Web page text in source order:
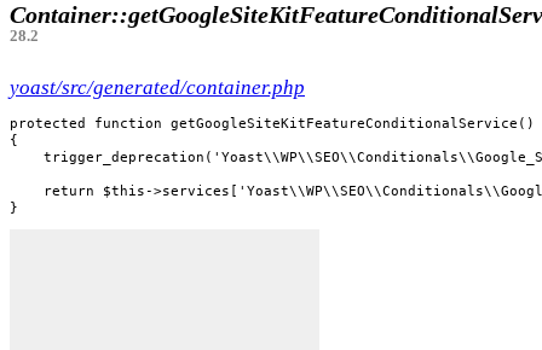
28.2
yoast/src/generated/container.php
protected function getGoogleSiteKitFeatureConditionalService()
{
return $this-
}